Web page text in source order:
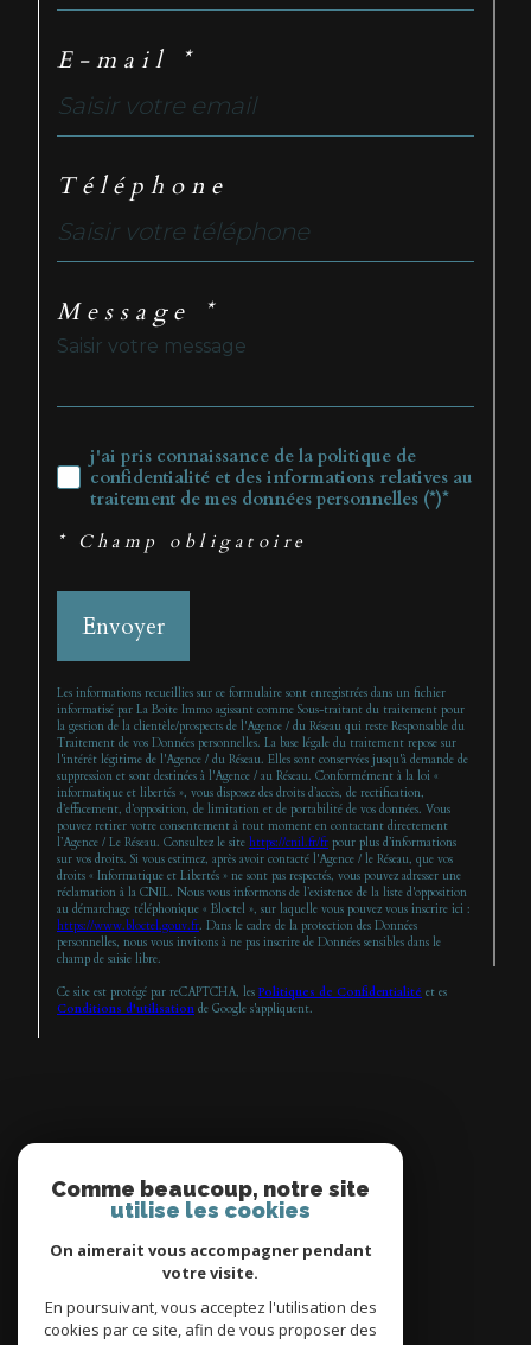
E-mail *
Téléphone
Message *
j'ai pris connaissance de la politique de
confidentialité et des informations relatives au
traitement de mes données personnelles (*)*
* Champ obligatoire
Envoyer
Les informations recueillies sur ce formulaire sont enregistrées dans un fichier
informatisé par La Boite Immo agissant comme Sous-traitant du traitement pour
la gestion de la clientèle/prospects de l'Agence / du Réseau qui reste Responsable du
Traitement de vos Données personnelles. La base légale du traitement repose sur
l'intérêt légitime de l'Agence / du Réseau. Elles sont conservées jusqu'à demande de
suppression et sont destinées à l'Agence / au Réseau. Conformément à la loi «
informatique et libertés », vous disposez des droits d’accès, de rectification,
d’effacement, d’opposition, de limitation et de portabilité de vos données. Vous
pouvez retirer votre consentement à tout moment en contactant directement
l’Agence / Le Réseau. Consultez le site https://cnil.fr/fr pour plus d’informations
sur vos droits. Si vous estimez, après avoir contacté l'Agence / le Réseau, que vos
droits « Informatique et Libertés » ne sont pas respectés, vous pouvez adresser une
réclamation à la CNIL. Nous vous informons de l’existence de la liste d'opposition
au démarchage téléphonique « Bloctel », sur laquelle vous pouvez vous inscrire ici :
https://www.bloctel.gouv.fr. Dans le cadre de la protection des Données
personnelles, nous vous invitons à ne pas inscrire de Données sensibles dans le
champ de saisie libre.
Ce site est protégé par reCAPTCHA, les Politiques de Confidentialité et es
Conditions d'utilisation de Google s'appliquent.
se connecter
Comme beaucoup, notre site
utilise les cookies
On aimerait vous accompagner pendant
votre visite.
En poursuivant, vous acceptez l'utilisation des
cookies par ce site, afin de vous proposer des